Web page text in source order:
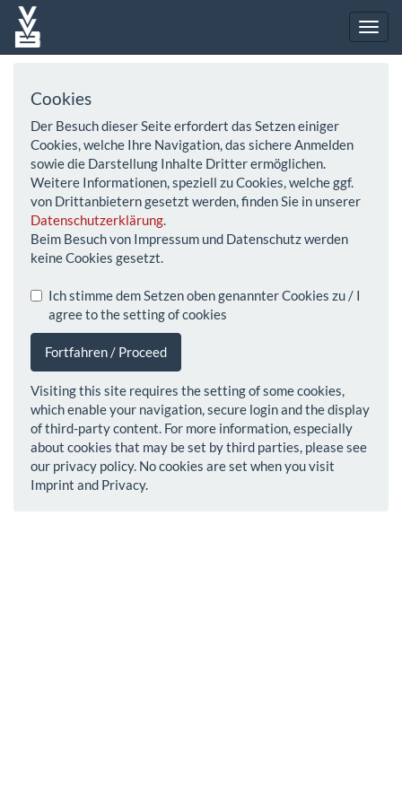
Cookies
Der Besuch dieser Seite erfordert das Setzen einiger
Cookies, welche Ihre Navigation, das sichere Anmelden
sowie die Darstellung Inhalte Dritter ermöglichen.
Weitere Informationen, speziell zu Cookies, welche ggf.
von Drittanbietern gesetzt werden, finden Sie in unserer
Datenschutzerklärung.
Beim Besuch von Impressum und Datenschutz werden
keine Cookies gesetzt.
Ich stimme dem Setzen oben genannter Cookies zu / I
agree to the setting of cookies
Fortfahren / Proceed
Visiting this site requires the setting of some cookies,
which enable your navigation, secure login and the display
of third-party content. For more information, especially
about cookies that may be set by third parties, please see
our privacy policy. No cookies are set when you visit
Imprint and Privacy.